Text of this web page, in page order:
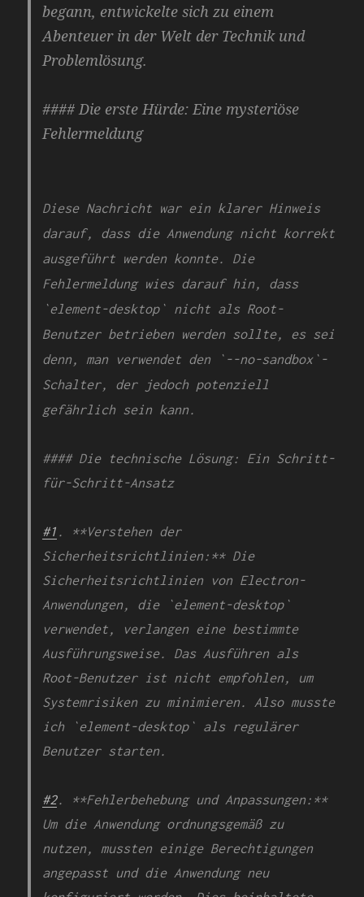
begann, entwickelte sich zu einem
Abenteuer in der Welt der Technik und
Problemlösung.
#### Die erste Hürde: Eine mysteriöse
Fehlermeldung
Diese Nachricht war ein klarer Hinweis
darauf, dass die Anwendung nicht korrekt
ausgeführt werden konnte. Die
Fehlermeldung wies darauf hin, dass
`element-desktop` nicht als Root-
Benutzer betrieben werden sollte, es sei
denn, man verwendet den `--no-sandbox`-
Schalter, der jedoch potenziell
gefährlich sein kann.
#### Die technische Lösung: Ein Schritt-
für-Schritt-Ansatz
#1 . **Verstehen der
Sicherheitsrichtlinien:** Die
Sicherheitsrichtlinien von Electron-
Anwendungen, die `element-desktop`
verwendet, verlangen eine bestimmte
Ausführungsweise. Das Ausführen als
Root-Benutzer ist nicht empfohlen, um
Systemrisiken zu minimieren. Also musste
ich `element-desktop` als regulärer
Benutzer starten.
#2. **Fehlerbehebung und Anpassungen:**
Um die Anwendung ordnungsgemäß zu
nutzen, mussten einige Berechtigungen
angepasst und die Anwendung neu